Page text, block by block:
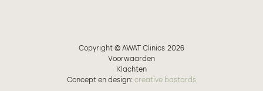
Copyright © AWAT Clinics 2026
Voorwaarden
Klachten
Concept en design: creative bastards